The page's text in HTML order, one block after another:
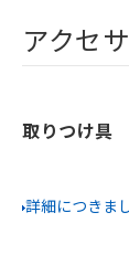
アクセ
取りつけ具
詳細につきま